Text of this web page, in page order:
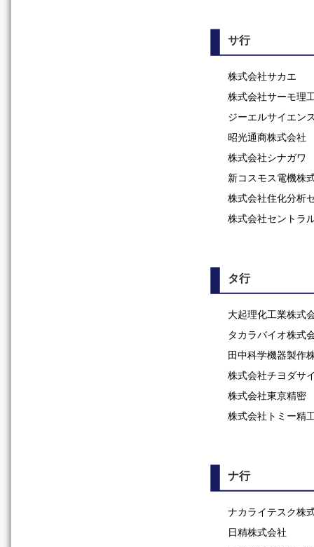
サ行
株式会社サカエ
株式会社サーモ理
ジーエルサイエン
昭光通商株式会社
株式会社シナガワ
新コスモス電機株
株式会社住化分析
株式会社セントラ
タ行
大起理化工業株式
タカラバイオ株式
田中科学機器製作
株式会社チヨダサ
株式会社東京精密
株式会社トミー精
ナ行
ナカライテスク株
日精株式会社